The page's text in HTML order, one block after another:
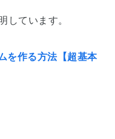
しています。
を作る方法【超基本